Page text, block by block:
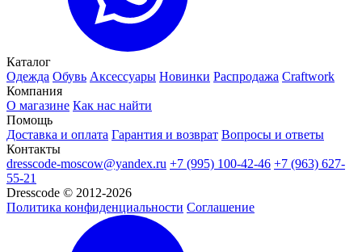
Каталог
Одежда Обувь Аксессуары Новинки Распродажа Craftwork
Компания
О магазине Как нас найти
Помощь
Доставка и оплата Гарантия и возврат Вопросы и ответы
Контакты
dresscode-moscow@yandex.ru +7 (995) 100-42-46 +7 (963) 627-
55-21
Dresscode © 2012-2026
Политика конфиденциальности Соглашение